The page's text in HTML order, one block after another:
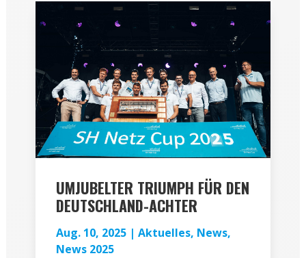
UMJUBELTER TRIUMPH FÜR DEN
DEUTSCHLAND-ACHTER
Aug. 10, 2025| Aktuelles, News,
News 2025